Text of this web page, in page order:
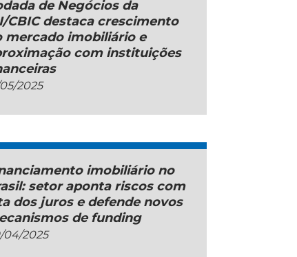
de Negócios da
CBIC destaca crescimento
mercado imobiliário e
com instituições
05/2025
imobiliário no
setor aponta riscos com
dos juros e defende novos
de funding
04/2025